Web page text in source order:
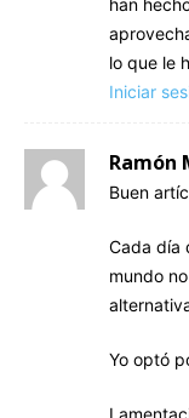
lo que le
Iniciar
Ramón
Buen
Cada día
mundo
Yo optó